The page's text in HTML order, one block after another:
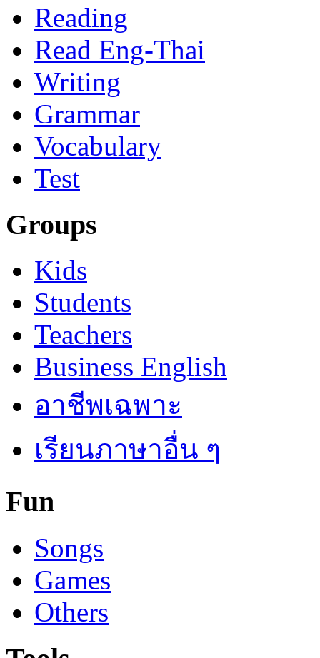
Reading
Read Eng-Thai
Writing
Grammar
Vocabulary
Test
Groups
Kids
Students
Teachers
Business English
อาชีพเฉพาะ
เรียนภาษาอื่น ๆ
Fun
Songs
Games
Others